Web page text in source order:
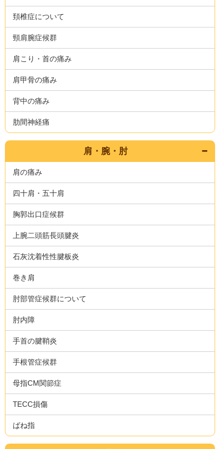
頚椎症について
頸肩腕症候群
肩こり・首の痛み
肩甲骨の痛み
背中の痛み
肋間神経痛
肩・腕・肘
肩の痛み
四十肩・五十肩
胸郭出口症候群
上腕二頭筋長頭腱炎
石灰沈着性性腱板炎
巻き肩
肘部管症候群について
肘内障
手首の腱鞘炎
手根管症候群
母指CM関節症
TECC損傷
ばね指